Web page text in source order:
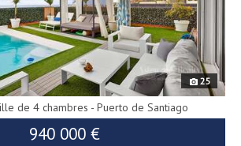
25
de 4 chambres - Puerto de Santiago
940 000 €